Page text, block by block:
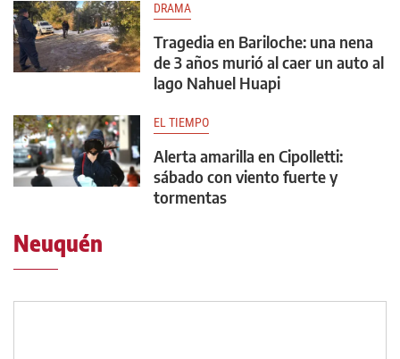
DRAMA
Tragedia en Bariloche: una nena
de 3 años murió al caer un auto al
lago Nahuel Huapi
EL TIEMPO
Alerta amarilla en Cipolletti:
sábado con viento fuerte y
tormentas
Neuquén